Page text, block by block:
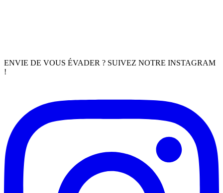
ENVIE DE VOUS ÉVADER ? SUIVEZ NOTRE INSTAGRAM
!